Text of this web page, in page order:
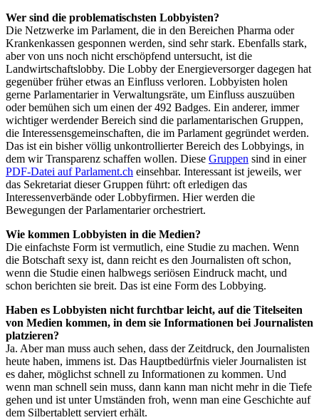
Wer sind die problematischsten Lobbyisten?
Die Netzwerke im Parlament, die in den Bereichen Pharma oder
Krankenkassen gesponnen werden, sind sehr stark. Ebenfalls stark,
aber von uns noch nicht erschöpfend untersucht, ist die
Landwirtschaftslobby. Die Lobby der Energieversorger dagegen hat
gegenüber früher etwas an Einfluss verloren. Lobbyisten holen
gerne Parlamentarier in Verwaltungsräte, um Einfluss auszuüben
oder bemühen sich um einen der 492 Badges. Ein anderer, immer
wichtiger werdender Bereich sind die parlamentarischen Gruppen,
die Interessensgemeinschaften, die im Parlament gegründet werden.
Das ist ein bisher völlig unkontrollierter Bereich des Lobbyings, in
dem wir Transparenz schaffen wollen. Diese Gruppen sind in einer
PDF-Datei auf Parlament.ch einsehbar. Interessant ist jeweils, wer
das Sekretariat dieser Gruppen führt: oft erledigen das
Interessenverbände oder Lobbyfirmen. Hier werden die
Bewegungen der Parlamentarier orchestriert.
Wie kommen Lobbyisten in die Medien?
Die einfachste Form ist vermutlich, eine Studie zu machen. Wenn
die Botschaft sexy ist, dann reicht es den Journalisten oft schon,
wenn die Studie einen halbwegs seriösen Eindruck macht, und
schon berichten sie breit. Das ist eine Form des Lobbying.
Haben es Lobbyisten nicht furchtbar leicht, auf die Titelseiten
von Medien kommen, in dem sie Informationen bei Journalisten
platzieren?
Ja. Aber man muss auch sehen, dass der Zeitdruck, den Journalisten
heute haben, immens ist. Das Hauptbedürfnis vieler Journalisten ist
es daher, möglichst schnell zu Informationen zu kommen. Und
wenn man schnell sein muss, dann kann man nicht mehr in die Tiefe
gehen und ist unter Umständen froh, wenn man eine Geschichte auf
dem Silbertablett serviert erhält.